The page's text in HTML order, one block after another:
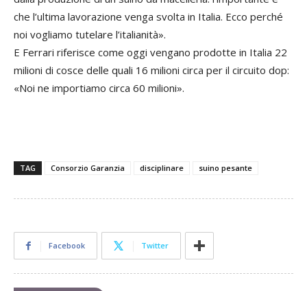
che l’ultima lavorazione venga svolta in Italia. Ecco perché
noi vogliamo tutelare l’italianità».
E Ferrari riferisce come oggi vengano prodotte in Italia 22
milioni di cosce delle quali 16 milioni circa per il circuito dop:
«Noi ne importiamo circa 60 milioni».
TAG Consorzio Garanzia disciplinare suino pesante
Facebook Twitter